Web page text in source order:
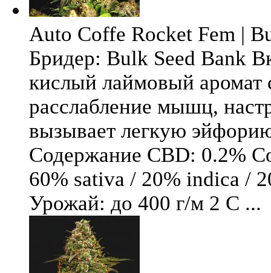
Auto Coffe Rocket Fem |
Бридер: Bulk Seed Bank
кислый лаймовый аромат
расслабление мышц,
вызывает легкую
Содержание CBD: 0.2%
60% sativa / 20% indica /
Урожай: до 400 г/м 2 С ...